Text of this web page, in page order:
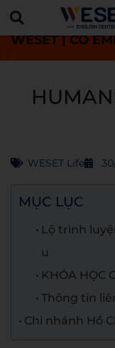
Trang chủ
WESET | CÔ
WESET Life
MỤC LỤC
Lộ trình
u
KHÓA HỌC
Thông tin
Chi nhánh Hồ